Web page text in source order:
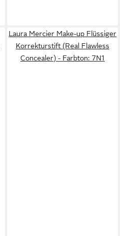
Laura Mercier Make-up Flüssiger
Korrekturstift (Real Flawless
Concealer) - Farbton: 7N1